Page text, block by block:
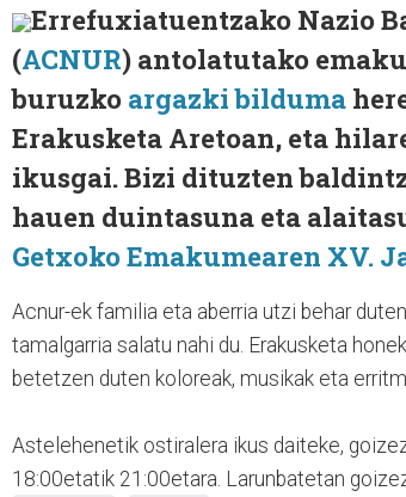
Errefuxiatuentzako Nazio
(ACNUR) antolatutako
buruzko argazki bilduma
Erakusketa Aretoan, eta
ikusgai. Bizi dituzten
hauen duintasuna eta
Getxoko Emakumearen XV.
Acnur-ek familia eta aberria utzi behar
tamalgarria salatu nahi du. Erakusketa
betetzen duten koloreak, musikak eta
Astelehenetik ostiralera ikus daiteke,
18:00etatik 21:00etara. Larunbatetan